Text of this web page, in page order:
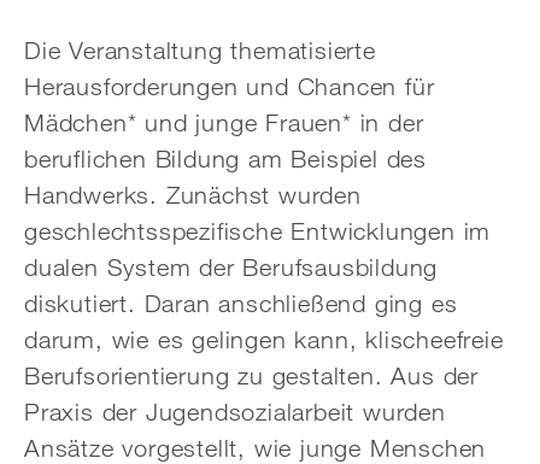
Die Veranstaltung thematisierte
Herausforderungen und Chancen für
Mädchen* und junge Frauen* in der
beruflichen Bildung am Beispiel des
Handwerks. Zunächst wurden
geschlechtsspezifische Entwicklungen im
dualen System der Berufsausbildung
diskutiert. Daran anschließend ging es
darum, wie es gelingen kann, klischeefreie
Berufsorientierung zu gestalten. Aus der
Praxis der Jugendsozialarbeit wurden
Ansätze vorgestellt, wie junge Menschen